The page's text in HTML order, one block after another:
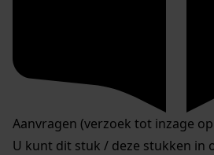
Aanvragen (verzoek tot inzage
U kunt dit stuk / deze stukken in